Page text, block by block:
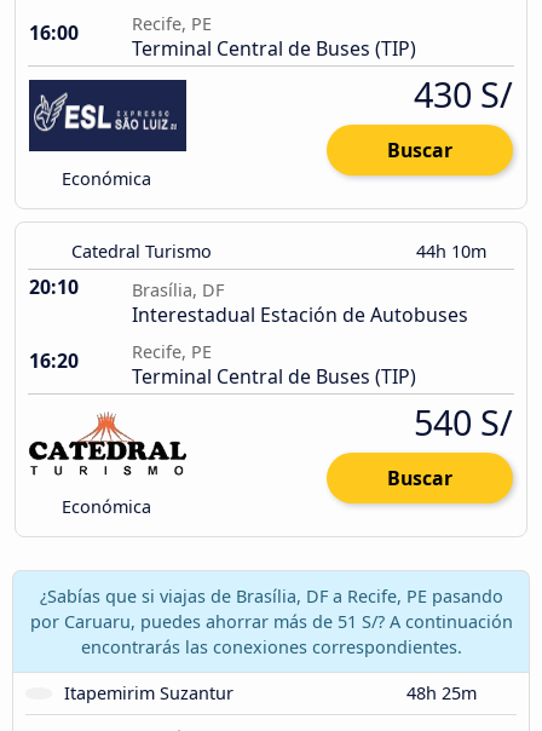
16:00
Recife, PE
Terminal Central de Buses (TIP)
Económica
430 S/
Buscar
Catedral Turismo 44h 10m
20:10 Brasília, DF
Interestadual Estación de Autobuses
16:20
Recife, PE
Terminal Central de Buses (TIP)
Económica
540 S/
Buscar
¿Sabías que si viajas de Brasília, DF a Recife, PE pasando
por Caruaru, puedes ahorrar más de 51 S/? A continuación
encontrarás las conexiones correspondientes.
Itapemirim Suzantur
48h 25m